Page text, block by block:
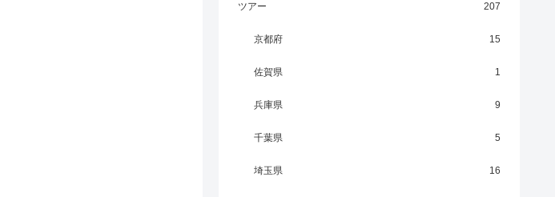
ツアー 207
京都府 15
佐賀県 1
兵庫県 9
千葉県 5
埼玉県 16